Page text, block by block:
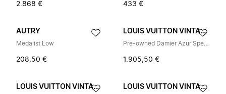
2.868 € 433 €
AUTRY
Medalist Low
208,50 €
LOUIS VUITTON VINTAGE
Pre-owned Damier Azur Speedy 30 Handtas
1.905,50 €
LOUIS VUITTON VINTAGE LOUIS VUITTON VINTAGE